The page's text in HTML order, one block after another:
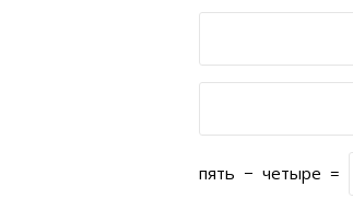
пять − четыре =